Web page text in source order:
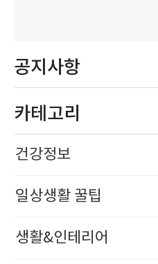
공지사항
카테고리
건강정보
일상생활 꿀팁
생활&인테리어